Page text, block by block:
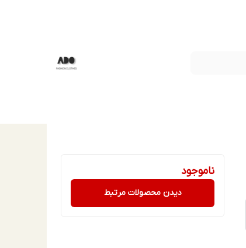
ناموجود
دیدن محصولات مرتبط